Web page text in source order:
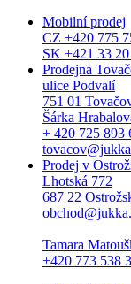
Mobilní prodej
CZ +420 775
SK +421 33
Prodejna
ulice Podvalí
751 01
Šárka
+ 420 725 893
Prodej v
Lhotská 772
687 22
Tamara
+420 773 538